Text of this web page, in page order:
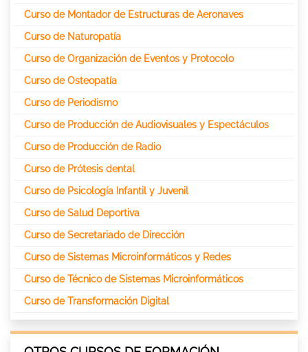
Curso de Montador de Estructuras de Aeronaves
Curso de Naturopatía
Curso de Organización de Eventos y Protocolo
Curso de Osteopatía
Curso de Periodismo
Curso de Producción de Audiovisuales y Espectáculos
Curso de Producción de Radio
Curso de Prótesis dental
Curso de Psicología Infantil y Juvenil
Curso de Salud Deportiva
Curso de Secretariado de Dirección
Curso de Sistemas Microinformáticos y Redes
Curso de Técnico de Sistemas Microinformáticos
Curso de Transformación Digital